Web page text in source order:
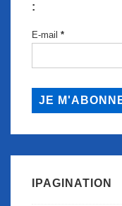
:
E-mail *
IPAGINATION